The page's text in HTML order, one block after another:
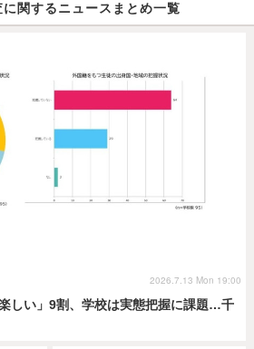
開催学校説明会・相談会
関するニュースまとめ一覧
しい」9割、学校は実態把握に課題…千
2026.7.13 Mon 19:00